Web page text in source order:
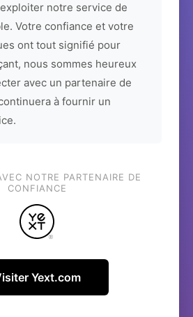
notre service de
Votre confiance et votre
ont tout signifié pour
nous sommes heureux
avec un partenaire de
à fournir un
NOTRE PARTENAIRE DE
CONFIANCE
Yext.com